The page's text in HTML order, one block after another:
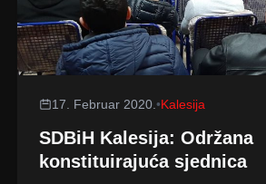
17. Februar 2020. •Kalesija
SDBiH Kalesija: Održana
konstituirajuća sjednica